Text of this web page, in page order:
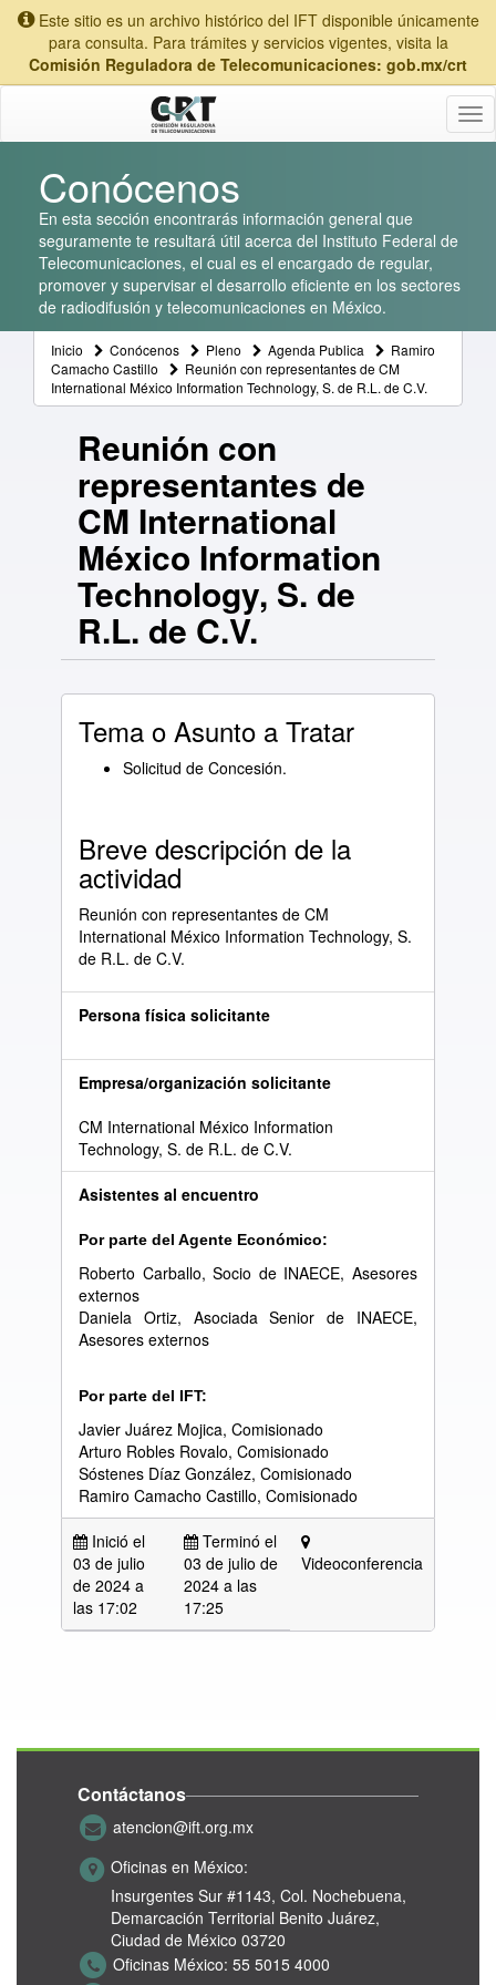
Este sitio es un archivo histórico del IFT disponible únicamente
para consulta. Para trámites y servicios vigentes, visita la
Comisión Reguladora de Telecomunicaciones: gob.mx/crt
Conócenos
En esta sección encontrarás información general que
seguramente te resultará útil acerca del Instituto Federal de
Telecomunicaciones, el cual es el encargado de regular,
promover y supervisar el desarrollo eficiente en los sectores
de radiodifusión y telecomunicaciones en México.
Inicio Conócenos Pleno Agenda Publica
Ramiro
Camacho Castillo
Reunión con representantes de CM
International México Information Technology, S. de R.L. de C.V.
Reunión con
representantes de
CM International
México Information
Technology, S. de
R.L. de C.V.
Tema o Asunto a Tratar
Solicitud de Concesión.
Breve descripción de la
actividad
Reunión con representantes de CM
International México Information Technology, S.
de R.L. de C.V.
Persona física solicitante
Empresa/organización solicitante
CM International México Information
Technology, S. de R.L. de C.V.
Asistentes al encuentro
Por parte del Agente Económico:
Roberto Carballo, Socio de INAECE, Asesores
externos
Daniela Ortiz, Asociada Senior de INAECE,
Asesores externos
Por parte del IFT:
Javier Juárez Mojica, Comisionado
Arturo Robles Rovalo, Comisionado
Sóstenes Díaz González, Comisionado
Ramiro Camacho Castillo, Comisionado
Inició el
03 de julio
de 2024 a
las 17:02
Terminó el
03 de julio de
2024 a las
17:25
Videoconferencia
Contáctanos
atencion@ift.org.mx
Oficinas en México:
Insurgentes Sur #1143, Col. Nochebuena,
Demarcación Territorial Benito Juárez,
Ciudad de México 03720
Oficinas México: 55 5015 4000